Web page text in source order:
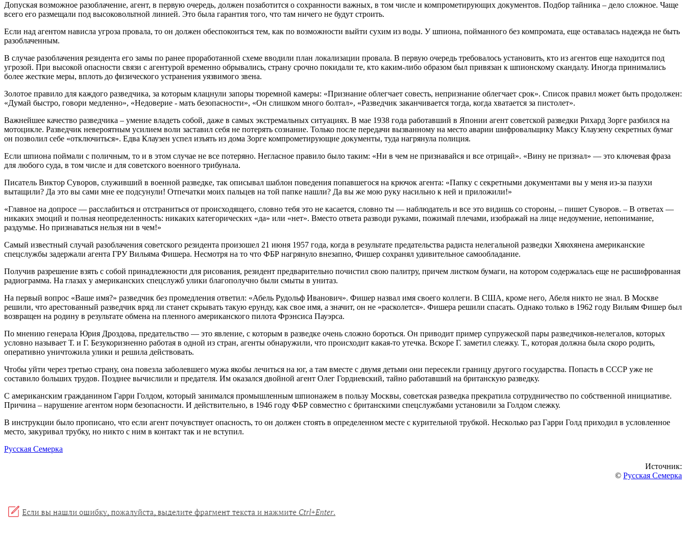
Допуская возможное разоблачение, агент, в первую очередь, должен позаботится о сохранности важных, в том числе и компрометирующих документов. Подбор тайника – дело сложное. Чаще
всего его размещали под высоковольтной линией. Это была гарантия того, что там ничего не будут строить.
Если над агентом нависла угроза провала, то он должен обеспокоиться тем, как по возможности выйти сухим из воды. У шпиона, пойманного без компромата, еще оставалась надежда не быть
разоблаченным.
В случае разоблачения резидента его замы по ранее проработанной схеме вводили план локализации провала. В первую очередь требовалось установить, кто из агентов еще находится под
угрозой. При высокой опасности связи с агентурой временно обрывались, страну срочно покидали те, кто каким-либо образом был привязан к шпионскому скандалу. Иногда принимались
более жесткие меры, вплоть до физического устранения уязвимого звена.
Золотое правило для каждого разведчика, за которым клацнули запоры тюремной камеры: «Признание облегчает совесть, непризнание облегчает срок». Список правил может быть продолжен:
«Думай быстро, говори медленно», «Недоверие - мать безопасности», «Он слишком много болтал», «Разведчик заканчивается тогда, когда хватается за пистолет».
Важнейшее качество разведчика – умение владеть собой, даже в самых экстремальных ситуациях. В мае 1938 года работавший в Японии агент советской разведки Рихард Зорге разбился на
мотоцикле. Разведчик невероятным усилием воли заставил себя не потерять сознание. Только после передачи вызванному на место аварии шифровальщику Максу Клаузену секретных бумаг
он позволил себе «отключиться». Едва Клаузен успел изъять из дома Зорге компрометирующие документы, туда нагрянула полиция.
Если шпиона поймали с поличным, то и в этом случае не все потеряно. Негласное правило было таким: «Ни в чем не признавайся и все отрицай». «Вину не признал» — это ключевая фраза
для любого суда, в том числе и для советского военного трибунала.
Писатель Виктор Суворов, служивший в военной разведке, так описывал шаблон поведения попавшегося на крючок агента: «Папку с секретными документами вы у меня из-за пазухи
вытащили? Да это вы сами мне ее подсунули! Отпечатки моих пальцев на той папке нашли? Да вы же мою руку насильно к ней и приложили!»
«Главное на допросе — расслабиться и отстраниться от происходящего, словно тебя это не касается, словно ты — наблюдатель и все это видишь со стороны, – пишет Суворов. – В ответах —
никаких эмоций и полная неопределенность: никаких категорических «да» или «нет». Вместо ответа разводи руками, пожимай плечами, изображай на лице недоумение, непонимание,
раздумье. Но признаваться нельзя ни в чем!»
Самый известный случай разоблачения советского резидента произошел 21 июня 1957 года, когда в результате предательства радиста нелегальной разведки Хяюхянена американские
спецслужбы задержали агента ГРУ Вильяма Фишера. Несмотря на то что ФБР нагрянуло внезапно, Фишер сохранял удивительное самообладание.
Получив разрешение взять с собой принадлежности для рисования, резидент предварительно почистил свою палитру, причем листком бумаги, на котором содержалась еще не расшифрованная
радиограмма. На глазах у американских спецслужб улики благополучно были смыты в унитаз.
На первый вопрос «Ваше имя?» разведчик без промедления ответил: «Абель Рудольф Иванович». Фишер назвал имя своего коллеги. В США, кроме него, Абеля никто не знал. В Москве
решили, что арестованный разведчик вряд ли станет скрывать такую ерунду, как свое имя, а значит, он не «расколется». Фишера решили спасать. Однако только в 1962 году Вильям Фишер был
возвращен на родину в результате обмена на пленного американского пилота Фрэнсиса Пауэрса.
По мнению генерала Юрия Дроздова, предательство — это явление, с которым в разведке очень сложно бороться. Он приводит пример супружеской пары разведчиков-нелегалов, которых
условно называет Т. и Г. Безукоризненно работая в одной из стран, агенты обнаружили, что происходит какая-то утечка. Вскоре Г. заметил слежку. Т., которая должна была скоро родить,
оперативно уничтожила улики и решила действовать.
Чтобы уйти через третью страну, она повезла заболевшего мужа якобы лечиться на юг, а там вместе с двумя детьми они пересекли границу другого государства. Попасть в СССР уже не
составило больших трудов. Позднее вычислили и предателя. Им оказался двойной агент Олег Гордиевский, тайно работавший на британскую разведку.
С американским гражданином Гарри Голдом, который занимался промышленным шпионажем в пользу Москвы, советская разведка прекратила сотрудничество по собственной инициативе.
Причина – нарушение агентом норм безопасности. И действительно, в 1946 году ФБР совместно с британскими спецслужбами установили за Голдом слежку.
В инструкции было прописано, что если агент почувствует опасность, то он должен стоять в определенном месте с курительной трубкой. Несколько раз Гарри Голд приходил в условленное
место, закуривал трубку, но никто с ним в контакт так и не вступил.
Русская Семерка
Источник:
© Русская Семерка